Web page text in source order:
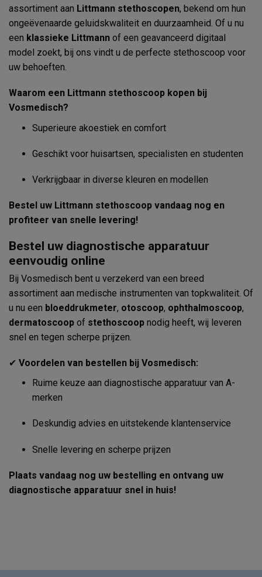
assortiment aan Littmann stethoscopen, bekend om hun
ongeëvenaarde geluidskwaliteit en duurzaamheid. Of u nu
een klassieke Littmann of een geavanceerd digitaal
model zoekt, bij ons vindt u de perfecte stethoscoop voor
uw behoeften.
Waarom een Littmann stethoscoop kopen bij
Vosmedisch?
Superieure akoestiek en comfort
Geschikt voor huisartsen, specialisten en studenten
Verkrijgbaar in diverse kleuren en modellen
Bestel uw Littmann stethoscoop vandaag nog en
profiteer van snelle levering!
Bestel uw diagnostische apparatuur
eenvoudig online
Bij Vosmedisch bent u verzekerd van een breed
assortiment aan medische instrumenten van topkwaliteit. Of
u nu een bloeddrukmeter, otoscoop, ophthalmoscoop,
dermatoscoop of stethoscoop nodig heeft, wij leveren
snel en tegen scherpe prijzen.
✔ Voordelen van bestellen bij Vosmedisch:
Ruime keuze aan diagnostische apparatuur van A-
merken
Deskundig advies en uitstekende klantenservice
Snelle levering en scherpe prijzen
Plaats vandaag nog uw bestelling en ontvang uw
diagnostische apparatuur snel in huis!